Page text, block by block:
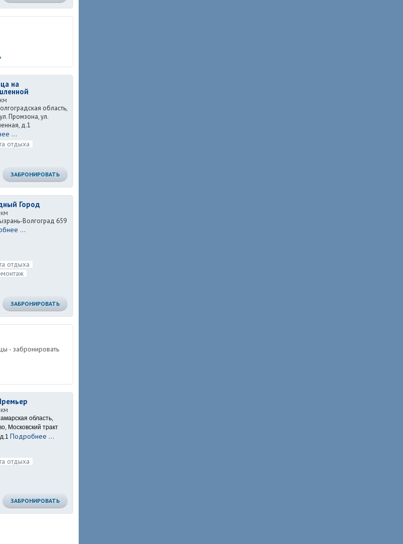
на
область,
Промзона, ул.
д.1
...
отдыха
ЗАБРОНИРОВАТЬ
Город
Волгоград 659
...
отдыха
ЗАБРОНИРОВАТЬ
- забронировать
область,
Московский тракт
Подробнее ...
отдыха
ЗАБРОНИРОВАТЬ